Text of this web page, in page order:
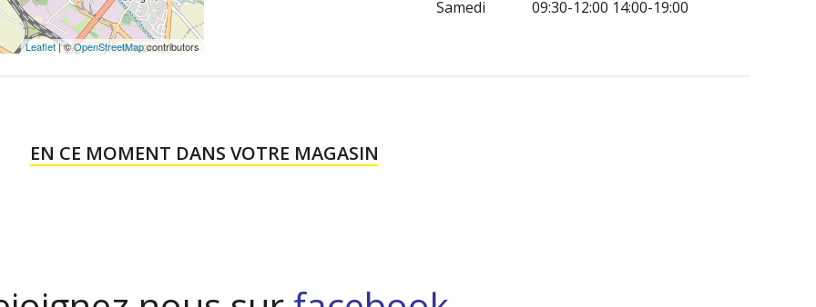
Leaflet| ©OpenStreetMapcontributors
Samedi
09:30-12:00 14:00-19:00
EN CE MOMENT DANS VOTRE MAGASIN